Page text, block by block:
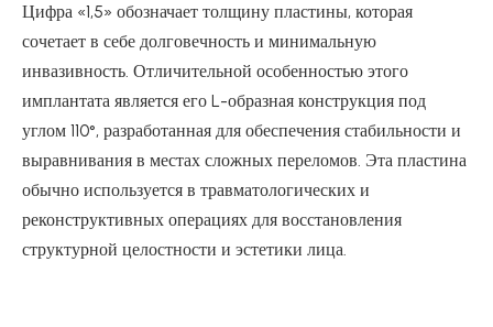
Цифра «1,5» обозначает толщину пластины, которая
сочетает в себе долговечность и минимальную
инвазивность. Отличительной особенностью этого
имплантата является его L-образная конструкция под
углом 110°, разработанная для обеспечения стабильности и
выравнивания в местах сложных переломов. Эта пластина
обычно используется в травматологических и
реконструктивных операциях для восстановления
структурной целостности и эстетики лица.